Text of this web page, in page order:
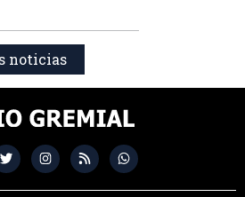
noticias